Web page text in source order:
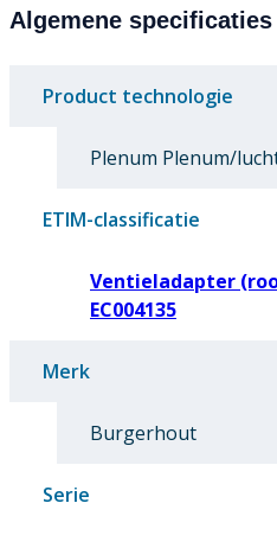
Algemene specificaties
Product technologie
Plenum Plenum/
ETIM-classificatie
Ventieladapter
EC004135
Merk
Burgerhout
Serie